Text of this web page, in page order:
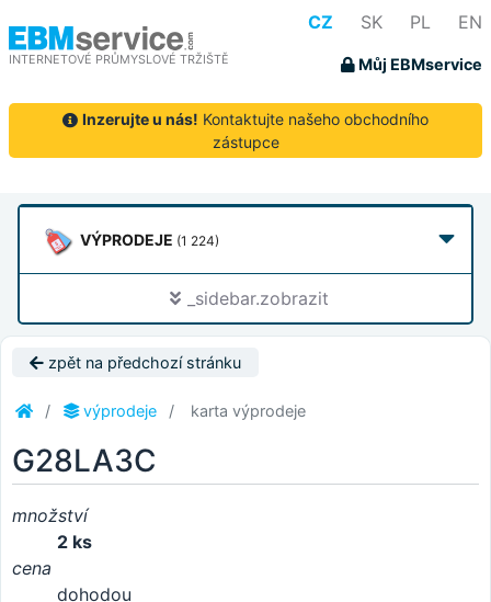
INTERNETOVÉ PRŮMYSLOVÉ TRŽIŠTĚ
CZ SK PL EN
Můj EBMservice
Inzerujte u nás! Kontaktujte našeho obchodního
zástupce
VÝPRODEJE (1 224)
_sidebar.zobrazit
zpět na předchozí stránku
výprodeje karta výprodeje
G28LA3C
množství
2 ks
cena
dohodou